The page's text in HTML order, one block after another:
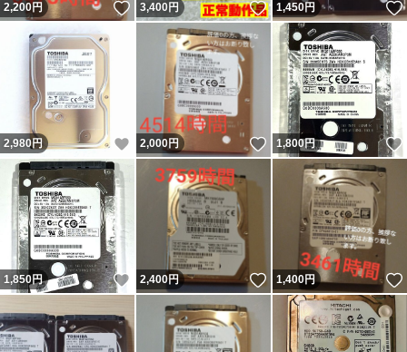
2,200円 いいね！
3,400円 いいね！
1,450円
2,980円 いいね！
2,000円 いいね！
1,800円
1,850円 いいね！
2,400円 いいね！
1,400円